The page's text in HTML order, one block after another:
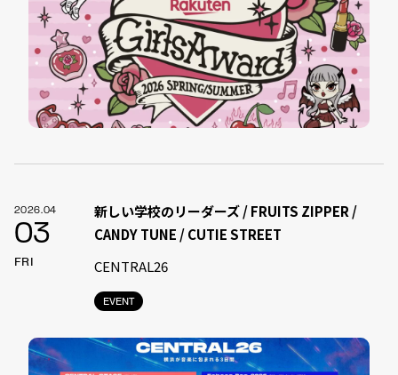
2026.04
03
FRI
EVENT
新しい学校のリーダーズ / FRUITS ZIPPER /
CANDY TUNE / CUTIE STREET
CENTRAL26